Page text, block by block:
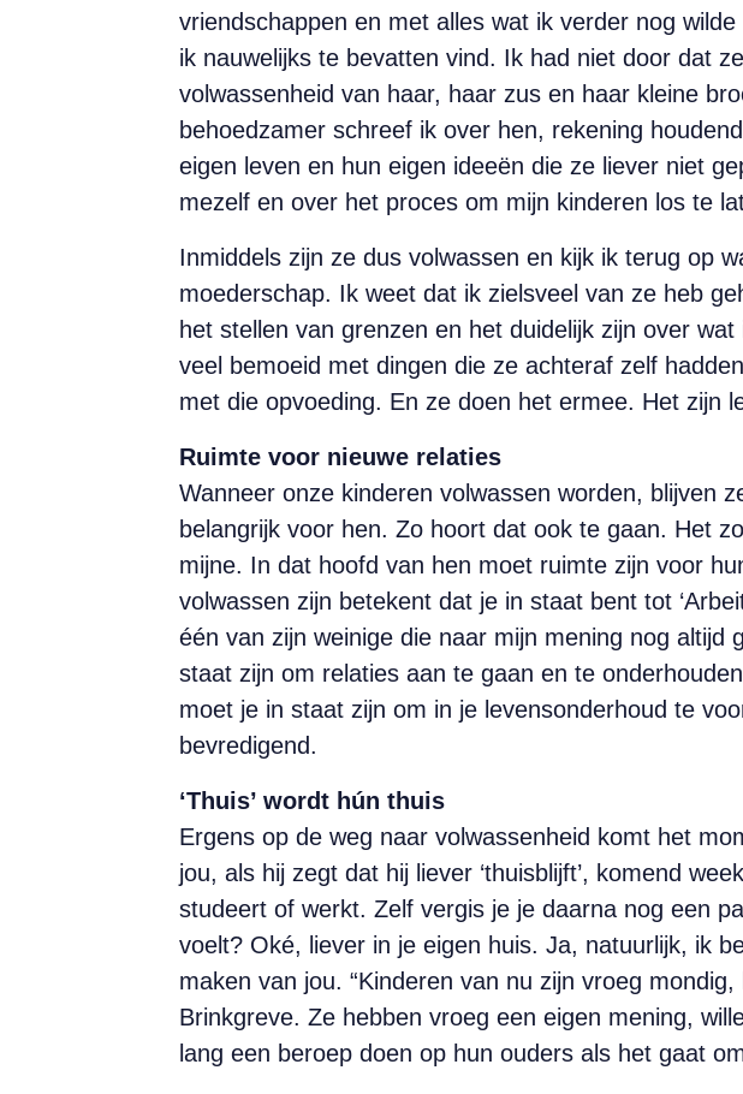
vriendschappen en met alles wat ik verder nog
ik nauwelijks te bevatten vind. Ik had niet door dat
volwassenheid van haar, haar zus en haar kleine
behoedzamer schreef ik over hen, rekening
eigen leven en hun eigen ideeën die ze liever niet
mezelf en over het proces om mijn kinderen los te
Inmiddels zijn ze dus volwassen en kijk ik terug op
moederschap. Ik weet dat ik zielsveel van ze heb
het stellen van grenzen en het duidelijk zijn over
veel bemoeid met dingen die ze achteraf zelf
met die opvoeding. En ze doen het ermee. Het zijn
Ruimte voor nieuwe relaties
Wanneer onze kinderen volwassen worden, blijven
belangrijk voor hen. Zo hoort dat ook te gaan. Het
mijne. In dat hoofd van hen moet ruimte zijn voor
volwassen zijn betekent dat je in staat bent tot
één van zijn weinige die naar mijn mening nog
staat zijn om relaties aan te gaan en te
moet je in staat zijn om in je levensonderhoud te
bevredigend.
‘Thuis’ wordt hún thuis
Ergens op de weg naar volwassen­heid komt het
jou, als hij zegt dat hij liever ‘thuisblijft’, komend
studeert of werkt. Zelf vergis je je daarna nog een
voelt? Oké, liever in je eigen huis. Ja, natuurlijk, ik
maken van jou. “Kinderen van nu zijn vroeg
Brinkgreve. Ze hebben vroeg een eigen mening,
lang een beroep doen op hun ouders als het gaat